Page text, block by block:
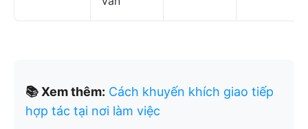
📚 Xem thêm: Cách khuyến khích giao tiếp
hợp tác tại nơi làm việc